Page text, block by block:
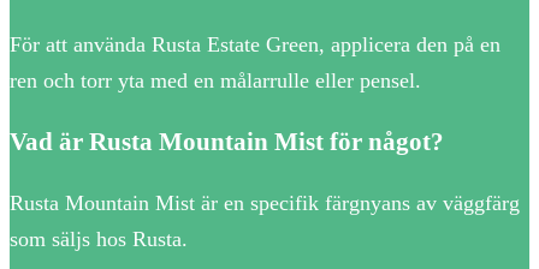
För att använda Rusta Estate Green, applicera den på en
ren och torr yta med en målarrulle eller pensel.
Vad är Rusta Mountain Mist för något?
Rusta Mountain Mist är en specifik färgnyans av väggfärg
som säljs hos Rusta.